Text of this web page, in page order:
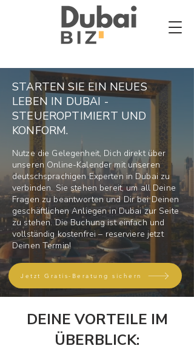
STARTEN SIE EIN NEUES
LEBEN IN DUBAI -
STEUEROPTIMIERT UND
KONFORM.
Nutze die Gelegenheit, Dich direkt über
unseren Online-Kalender mit unseren
deutschsprachigen Experten in Dubai zu
verbinden. Sie stehen bereit, um all Deine
Fragen zu beantworten und Dir bei Deinen
geschäftlichen Anliegen in Dubai zur Seite
zu stehen. Die Buchung ist einfach und
vollständig kostenfrei – reserviere jetzt
Deinen Termin!
Jetzt Gratis-Beratung sichern
DEINE VORTEILE IM
ÜBERBLICK: